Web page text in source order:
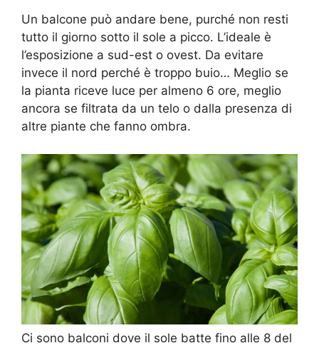
Un balcone può andare bene, purché non resti
tutto il giorno sotto il sole a picco. L’ideale è
l’esposizione a sud-est o ovest. Da evitare
invece il nord perché è troppo buio… Meglio se
la pianta riceve luce per almeno 6 ore, meglio
ancora se filtrata da un telo o dalla presenza di
altre piante che fanno ombra.
Ci sono balconi dove il sole batte fino alle 8 del